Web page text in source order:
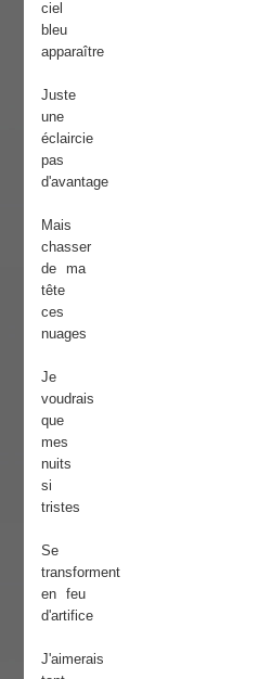
ciel
bleu
apparaître
Juste
une
éclaircie
pas
d'avantage
Mais
chasser
de ma
tête
ces
nuages
Je
voudrais
que
mes
nuits
si
tristes
Se
transforment
en feu
d'artifice
J'aimerais